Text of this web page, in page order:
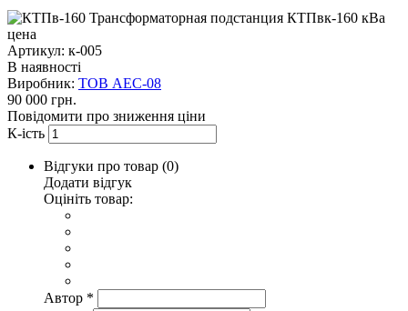
Артикул: к-005
В наявності
Виробник: ТОВ AEC-08
90 000 грн.
Повідомити про зниження ціни
К-ість
Відгуки про товар (0)
Додати відгук
Оцініть товар:
Автор *